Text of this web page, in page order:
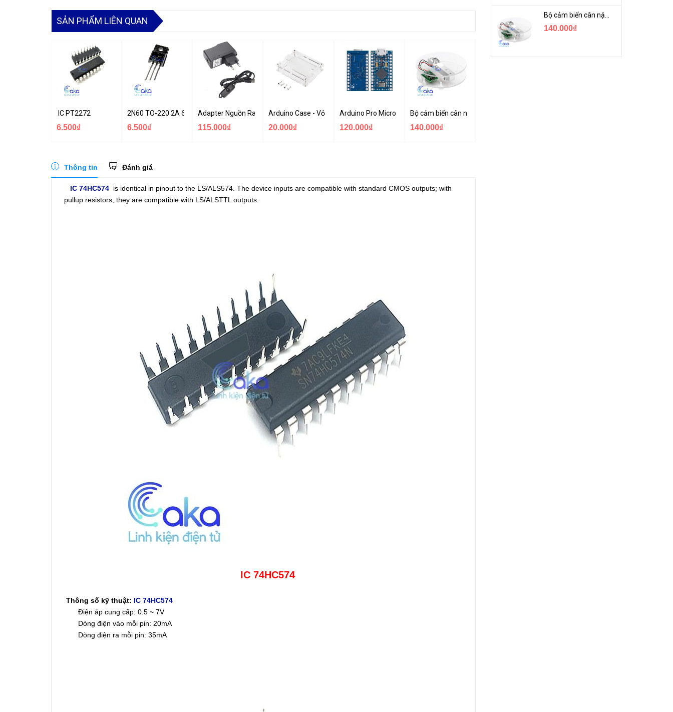
SẢN PHẨM LIÊN QUAN
IC PT2272
6.500₫
2N60 TO-220 2A 600V N-1CH MOSFET
6.500₫
Adapter Nguồn Raspberry 5V 2.5A - USB Micro Có Công Tắc
115.000₫
Arduino Case - Vỏ Mica Bảo vệ Arduino UNO R3
20.000₫
Arduino Pro Micro ATmega32U4 USB Mini
120.000₫
Bộ cảm biến cân nặng loadcell 1KG khung mica
140.000₫
Thông tin Đánh giá
IC 74HC574 is identical in pinout to the LS/ALS574. The device inputs are compatible with standard CMOS outputs; with
pullup resistors, they are compatible with LS/ALSTTL outputs.
IC 74HC574
Thông số kỹ thuật: IC 74HC574
Điện áp cung cấp: 0.5 ~ 7V
Dòng điện vào mỗi pin: 20mA
Dòng điện ra mỗi pin: 35mA
Bộ cảm biến cân nặng loadcell 1KG khung mica
140.000₫